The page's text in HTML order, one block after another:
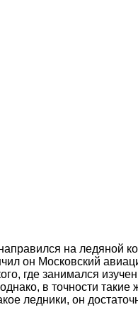
на ледяной
он Московский
где занимался
в точности
ледники, он